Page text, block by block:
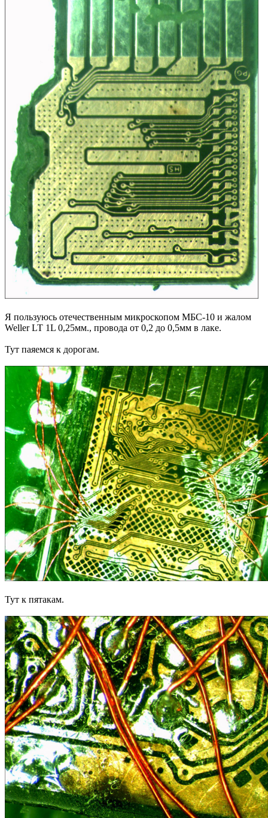
Я пользуюсь отечественным микроскопом МБС-10 и жалом
Weller LT 1L 0,25мм., провода от 0,2 до 0,5мм в лаке.
Тут паяемся к дорогам.
Тут к пятакам.